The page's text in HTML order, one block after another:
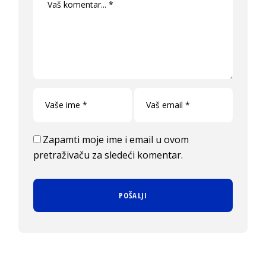
Zapamti moje ime i email u ovom
pretraživaču za sledeći komentar.